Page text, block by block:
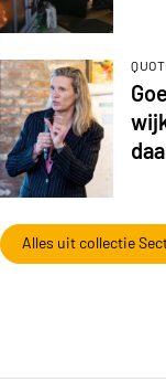
Alles uit collectie